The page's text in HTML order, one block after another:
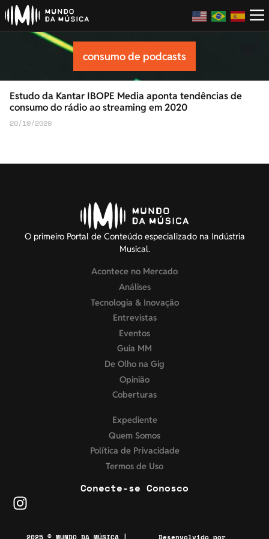
consumo de podcasts
Estudo da Kantar IBOPE Media aponta tendências de
consumo do rádio ao streaming em 2020
20/10/2020
O primeiro Portal de Conteúdo especializado na Indústria
Musical.
Acontece no Mercado
Análises
Tecnologia & Inovação
Entrevistas
Eventos
Guia MM
De Olho na Gig
Opinião
Coberturas
Expediente
Quem Somos
Política de Privacidade
Termos de Uso
Conecte-se Conosco
2025 © MUNDO DA MÚSICA | Desenvolvido por